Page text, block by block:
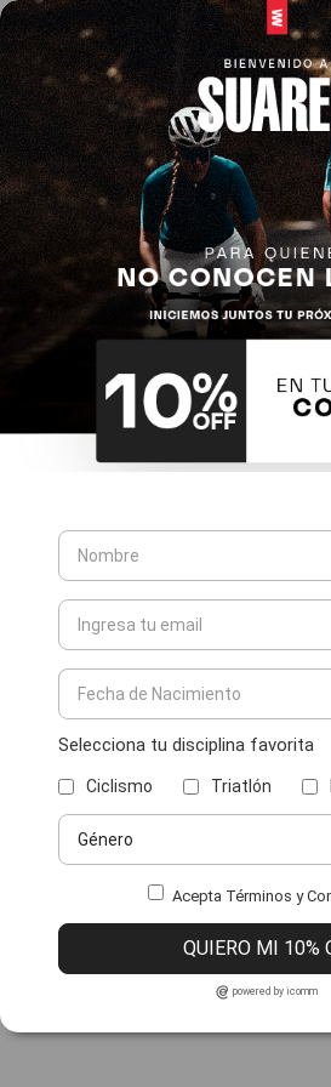
Selecciona tu disciplina favorita
Ciclismo Triatlón
Acepta Términos y
QUIERO MI 10%
powered by icomm